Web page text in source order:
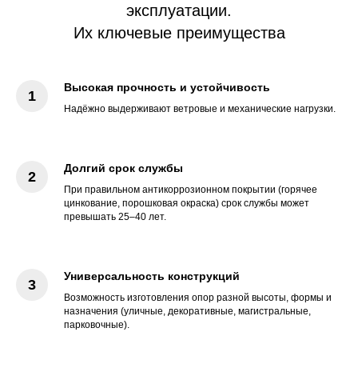
эксплуатации.
Их ключевые преимущества
Высокая прочность и устойчивость
Надёжно выдерживают ветровые и механические нагрузки.
Долгий срок службы
При правильном антикоррозионном покрытии (горячее
цинкование, порошковая окраска) срок службы может
превышать 25–40 лет.
Универсальность конструкций
Возможность изготовления опор разной высоты, формы и
назначения (уличные, декоративные, магистральные,
парковочные).